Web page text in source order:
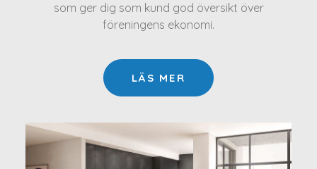
som ger dig som kund god översikt över
föreningens ekonomi.
LÄS MER